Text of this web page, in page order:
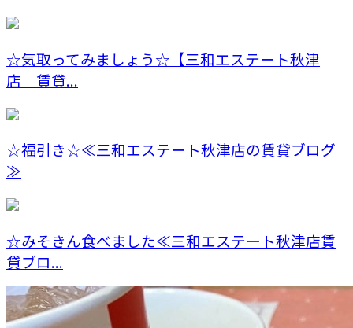
☆気取ってみましょう☆【三和エステート秋津
店 賃貸...
☆福引き☆≪三和エステート秋津店の賃貸ブログ
≫
☆みそきん食べました≪三和エステート秋津店賃
貸ブロ...